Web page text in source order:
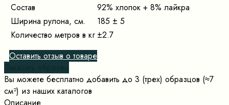
Состав
92% хлопок + 8% лайкра
Ширина рулона, см.
185 ± 5
Количество метров в кг ±2.7
Оставить отзыв о товаре
Вы можете бесплатно добавить до 3 (трех) образцов (≈7
cм²) из наших каталогов
Описание